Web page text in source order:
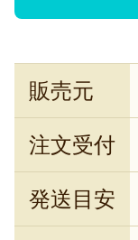
販売元
注文受付
発送目安